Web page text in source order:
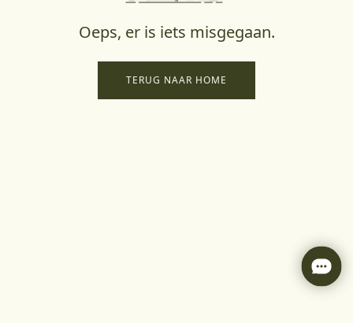
Oeps, er is iets misgegaan.
TERUG NAAR HOME